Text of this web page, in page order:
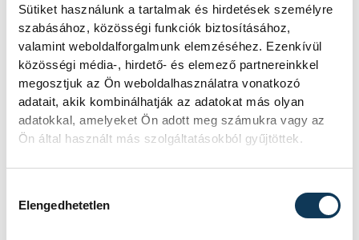
Sütiket használunk a tartalmak és hirdetések személyre
szabásához, közösségi funkciók biztosításához,
valamint weboldalforgalmunk elemzéséhez. Ezenkívül
közösségi média-, hirdető- és elemező partnereinkkel
megosztjuk az Ön weboldalhasználatra vonatkozó
adatait, akik kombinálhatják az adatokat más olyan
adatokkal, amelyeket Ön adott meg számukra vagy az
Ön által használt más szolgáltatásokból gyűjtöttek.
Elengedhetetlen